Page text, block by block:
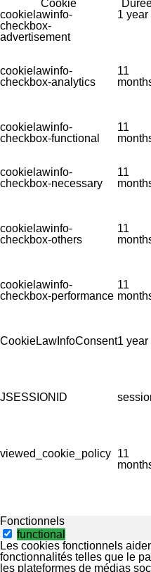
Cookie
cookielawinfo-
checkbox-
advertisement
1 year
cookielawinfo-
checkbox-analytics
11
cookielawinfo-
checkbox-functional
11
cookielawinfo-
checkbox-necessary
11
cookielawinfo-
checkbox-others
11
cookielawinfo-
checkbox-performance
11
CookieLawInfoConsent1 year
JSESSIONID
viewed_cookie_policy 11
Fonctionnels
functional
Les cookies fonctionnels
fonctionnalités telles que le
les plateformes de médias